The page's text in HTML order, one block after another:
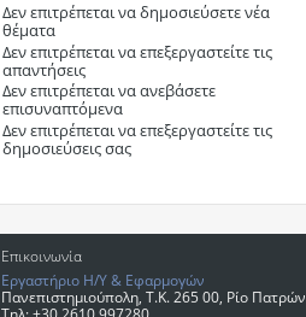
Δεν επιτρέπεταινα δημοσιεύσετε νέα
θέματα
Δεν επιτρέπεταινα επεξεργαστείτε τις
απαντήσεις
Δεν επιτρέπεταινα ανεβάσετε
επισυναπτόμενα
Δεν επιτρέπεται να επεξεργαστείτε τις
δημοσιεύσεις σας
Επικοινωνία
Εργαστήριο Η/Υ & Εφαρμογών
Πανεπιστημιούπολη, T.K. 265 00, Ρίο Πατρών